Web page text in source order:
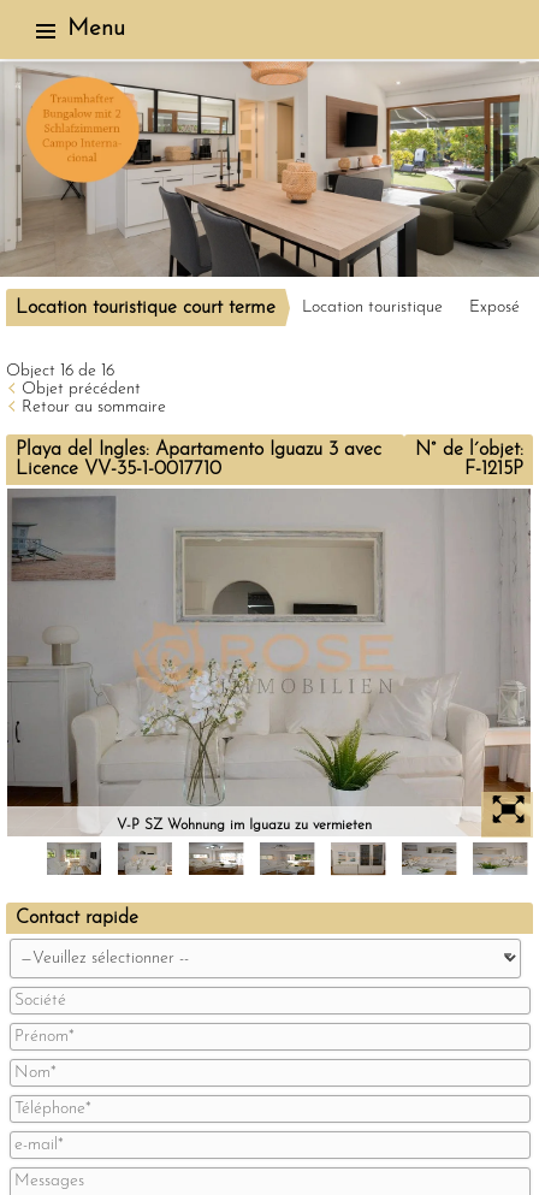
Menu
Location touristique court terme Location touristique Exposé
Object 16 de 16
Objet précédent
Retour au sommaire
Playa del Ingles: Apartamento Iguazu 3 avec
Licence VV-35-1-0017710
N° de l´objet:
F-1215P
V-P SZ Wohnung im Iguazu zu vermieten
Contact rapide